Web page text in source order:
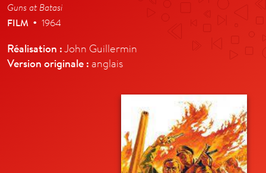
Guns at Batasi
FILM • 1964
Réalisation :John Guillermin
Version originale : anglais